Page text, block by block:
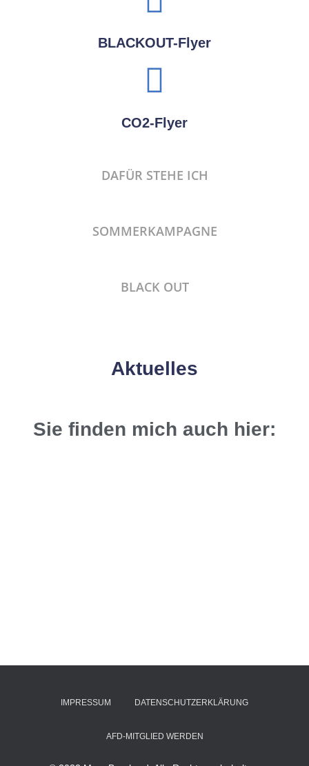
BLACKOUT-Flyer
CO2-Flyer
DAFÜR STEHE ICH
SOMMERKAMPAGNE
BLACK OUT
Aktuelles
Sie finden mich auch hier:
IMPRESSUM DATENSCHUTZERKLÄRUNG
AFD-MITGLIED WERDEN